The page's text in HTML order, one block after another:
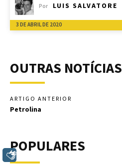
Por LUIS SALVATORE
3 DE ABRIL DE 2020
OUTRAS NOTÍCIAS
ARTIGO ANTERIOR
Petrolina
POPULARES